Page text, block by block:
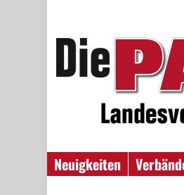
Neuigkeiten